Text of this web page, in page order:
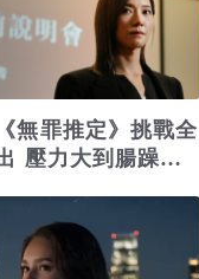
無罪推定》挑戰全
壓力大到腸躁症